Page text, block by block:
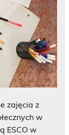
zajęcia z
w
ESCO w